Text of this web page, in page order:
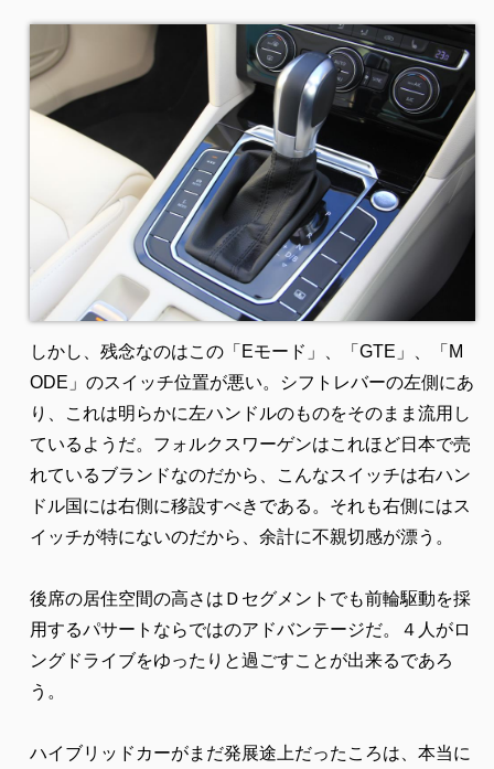
しかし、残念なのはこの「Eモード」、「GTE」、「M
ODE」のスイッチ位置が悪い。シフトレバーの左側にあ
り、これは明らかに左ハンドルのものをそのまま流用し
ているようだ。フォルクスワーゲンはこれほど日本で売
れているブランドなのだから、こんなスイッチは右ハン
ドル国には右側に移設すべきである。それも右側にはス
イッチが特にないのだから、余計に不親切感が漂う。
後席の居住空間の高さはＤセグメントでも前輪駆動を採
用するパサートならではのアドバンテージだ。４人がロ
ングドライブをゆったりと過ごすことが出来るであろ
う。
ハイブリッドカーがまだ発展途上だったころは、本当に